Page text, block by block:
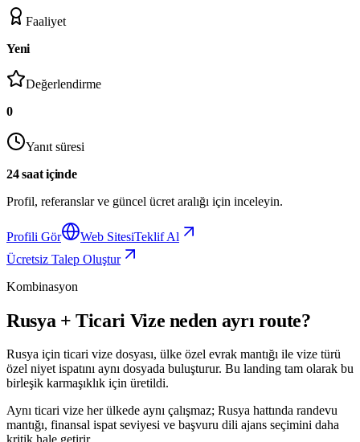
Faaliyet
Yeni
Değerlendirme
0
Yanıt süresi
24 saat içinde
Profil, referanslar ve güncel ücret aralığı için inceleyin.
Profili Gör Web SitesiTeklif Al
Ücretsiz Talep Oluştur
Kombinasyon
Rusya + Ticari Vize neden ayrı route?
Rusya için ticari vize dosyası, ülke özel evrak mantığı ile vize türü
özel niyet ispatını aynı dosyada buluşturur. Bu landing tam olarak bu
birleşik karmaşıklık için üretildi.
Aynı ticari vize her ülkede aynı çalışmaz; Rusya hattında randevu
mantığı, finansal ispat seviyesi ve başvuru dili ajans seçimini daha